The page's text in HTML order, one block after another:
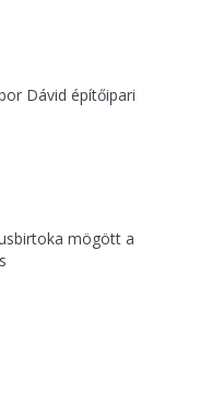
Dávid építőipari
mögött a